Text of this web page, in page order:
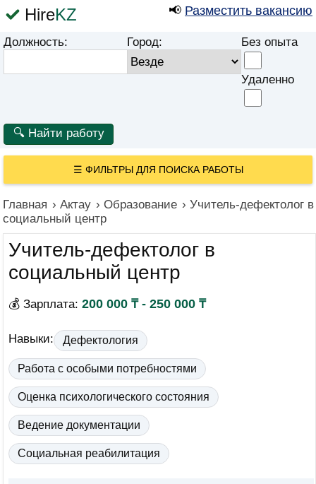
HireKZ 📢 Разместить вакансию
Должность: Город: Без опыта
Удаленно
☰ ФИЛЬТРЫ ДЛЯ ПОИСКА РАБОТЫ
Главная › Актау › Образование › Учитель-дефектолог в
социальный центр
Учитель-дефектолог в
социальный центр
💰 Зарплата: 200 000 ₸ - 250 000 ₸
Навыки: Дефектология
Работа с особыми потребностями
Оценка психологического состояния
Ведение документации
Социальная реабилитация